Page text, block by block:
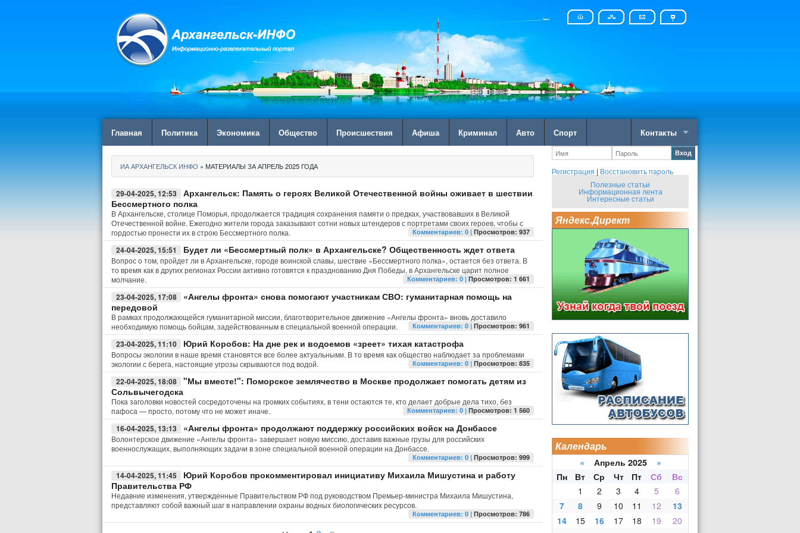
Главная Политика Экономика Общество Происшествия Афиша Криминал Авто Спорт Контакты
ИА АРХАНГЕЛЬСК ИНФО » МАТЕРИАЛЫ ЗА АПРЕЛЬ 2025 ГОДА
29-04-2025, 12:53
Архангельск: Память о героях Великой Отечественной войны оживает в шествии
Бессмертного полка
В Архангельске, столице Поморья, продолжается традиция сохранения памяти о предках, участвовавших в Великой
Отечественной войне. Ежегодно жители города заказывают сотни новых штендеров с портретами своих героев, чтобы с
гордостью пронести их в строю Бессмертного полка.
Комментариев: 0 |Просмотров: 937
24-04-2025, 15:51 Будет ли «Бессмертный полк» в Архангельске? Общественность ждет ответа
Вопрос о том, пройдет ли в Архангельске, городе воинской славы, шествие «Бессмертного полка», остается без ответа. В
то время как в других регионах России активно готовятся к празднованию Дня Победы, в Архангельске царит полное
молчание.
Комментариев: 0 |Просмотров: 1 661
23-04-2025, 17:08
«Ангелы фронта» снова помогают участникам СВО: гуманитарная помощь на
передовой
В рамках продолжающейся гуманитарной миссии, благотворительное движение «Ангелы фронта» вновь доставило
необходимую помощь бойцам, задействованным в специальной военной операции.
Комментариев: 0 |Просмотров: 961
23-04-2025, 11:10 Юрий Коробов: На дне рек и водоемов «зреет» тихая катастрофа
Вопросы экологии в наше время становятся все более актуальными. В то время как общество наблюдает за проблемами
экологии с берега, настоящие угрозы скрываются под водой.
Комментариев: 0 |Просмотров: 835
22-04-2025, 18:08
"Мы вместе!": Поморское землячество в Москве продолжает помогать детям из
Сольвычегодска
Пока заголовки новостей сосредоточены на громких событиях, в тени остаются те, кто делает добрые дела тихо, без
пафоса — просто, потому что не может иначе.
Комментариев: 0 |Просмотров: 1 560
16-04-2025, 13:13 «Ангелы фронта» продолжают поддержку российских войск на Донбассе
Волонтерское движение «Ангелы фронта» завершает новую миссию, доставив важные грузы для российских
военнослужащих, выполняющих задачи в зоне специальной военной операции на Донбассе.
Комментариев: 0 |Просмотров: 999
14-04-2025, 11:45
Юрий Коробов прокомментировал инициативу Михаила Мишустина и работу
Правительства РФ
Недавние изменения, утвержденные Правительством РФ под руководством Премьер-министра Михаила Мишустина,
представляют собой важный шаг в направлении охраны водных биологических ресурсов.
Комментариев: 0 |Просмотров: 786
Вход
Регистрация | Восстановить пароль
Полезные статьи
Информационная лента
Интересные статьи
Яндекс.Директ
Календарь
« Апрель 2025 »
Пн
Вт Ср Чт Пт Сб
Вс
1
2 3 4 5
6
7
8 9 10 11 12
13
14
15 16 17 18 19
20